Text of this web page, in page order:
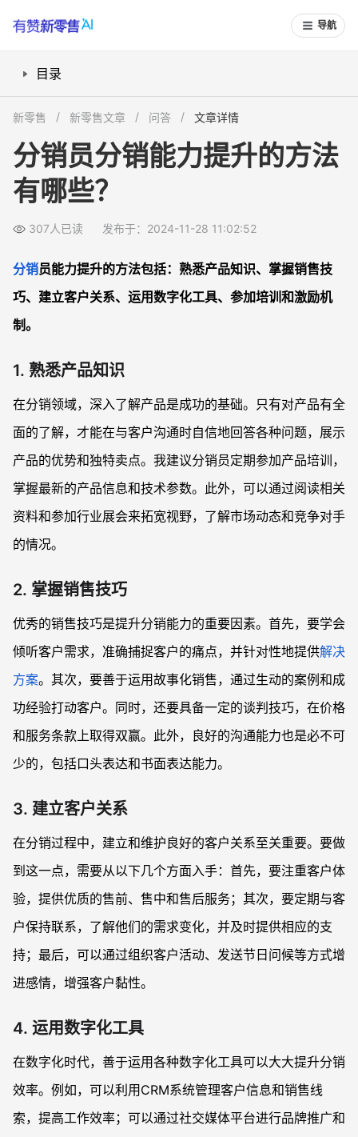
导航
目录
3. 建立客户关系
4. 运用数字化工具
6. 激励机制
常见问题解答FAQS
如何激发分销员的工作热情？
新零售 新零售文章 问答 文章详情
分销员分销能力提升的方法
有哪些？
307人已读 发布于：2024-11-28 11:02:52
分销员能力提升的方法包括：熟悉产品知识、掌握销售技
巧、建立客户关系、运用数字化工具、参加培训和激励机
制。
1. 熟悉产品知识
在分销领域，深入了解产品是成功的基础。只有对产品有全
面的了解，才能在与客户沟通时自信地回答各种问题，展示
产品的优势和独特卖点。我建议分销员定期参加产品培训，
掌握最新的产品信息和技术参数。此外，可以通过阅读相关
资料和参加行业展会来拓宽视野，了解市场动态和竞争对手
的情况。
2. 掌握销售技巧
优秀的销售技巧是提升分销能力的重要因素。首先，要学会
倾听客户需求，准确捕捉客户的痛点，并针对性地提供解决
方案。其次，要善于运用故事化销售，通过生动的案例和成
功经验打动客户。同时，还要具备一定的谈判技巧，在价格
和服务条款上取得双赢。此外，良好的沟通能力也是必不可
少的，包括口头表达和书面表达能力。
3. 建立客户关系
在分销过程中，建立和维护良好的客户关系至关重要。要做
到这一点，需要从以下几个方面入手：首先，要注重客户体
验，提供优质的售前、售中和售后服务；其次，要定期与客
户保持联系，了解他们的需求变化，并及时提供相应的支
持；最后，可以通过组织客户活动、发送节日问候等方式增
进感情，增强客户黏性。
4. 运用数字化工具
在数字化时代，善于运用各种数字化工具可以大大提升分销
效率。例如，可以利用CRM系统管理客户信息和销售线
索，提高工作效率；可以通过社交媒体平台进行品牌推广和